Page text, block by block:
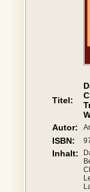
Titel:
Autor:
ISBN:
Inhalt: